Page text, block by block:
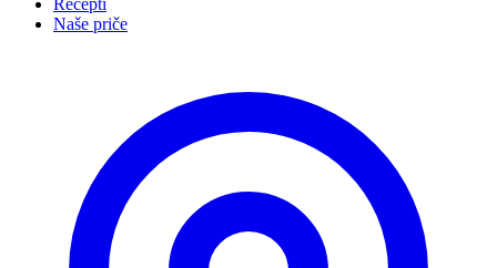
Recepti
Naše priče